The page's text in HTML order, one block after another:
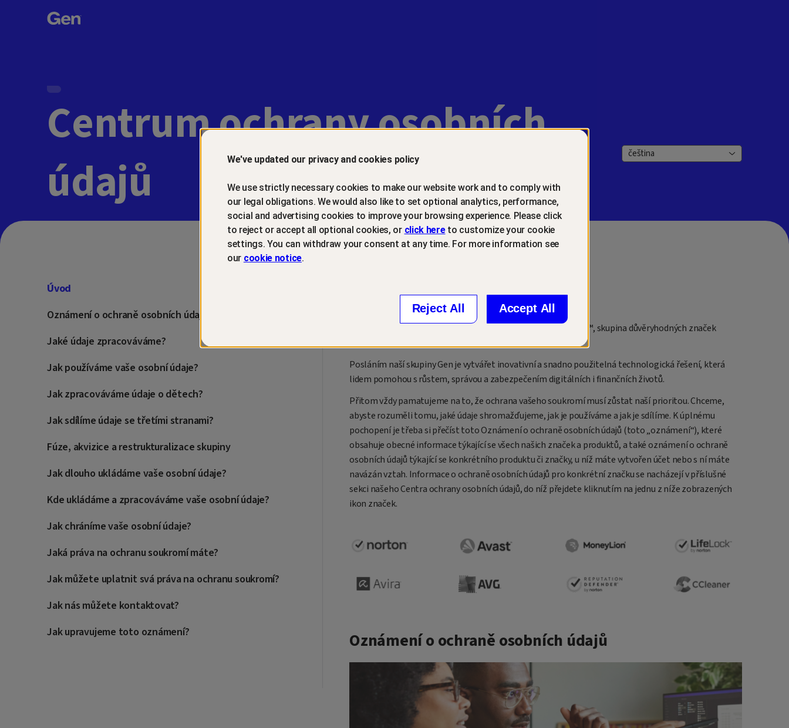
Gen™
Centrum ochrany osobních
údajů
čeština
Úvod
Oznámení o ochraně osobních údajů
Jaké údaje zpracováváme?
Jak používáme vaše osobní údaje?
Jak zpracováváme údaje o dětech?
Jak sdílíme údaje se třetími stranami?
Fúze, akvizice a restrukturalizace skupiny
Jak dlouho ukládáme vaše osobní údaje?
Kde ukládáme a zpracováváme vaše osobní údaje?
Jak chráníme vaše osobní údaje?
Jaká práva na ochranu soukromí máte?
Jak můžete uplatnit svá práva na ochranu soukromí?
Jak nás můžete kontaktovat?
Jak upravujeme toto oznámení?
Poslední aktualizace: 6. března 2026
Vítáme vás v našem Centru ochrany osobních údajů. Jsme Gen™, skupina důvěryhodných značek
Posláním naší skupiny Gen je vytvářet inovativní a snadno použitelná technologická řešení, která
lidem pomohou s růstem, správou a zabezpečením digitálních i finančních životů.
Přitom vždy pamatujeme na to, že ochrana vašeho soukromí musí zůstat naší prioritou. Chceme,
abyste rozuměli tomu, jaké údaje shromažďujeme, jak je používáme a jak je sdílíme. K úplnému
pochopení je třeba si přečíst toto Oznámení o ochraně osobních údajů (toto „oznámení“), které
obsahuje obecné informace týkající se všech našich značek a produktů, a také oznámení o ochraně
osobních údajů týkající se konkrétního produktu či značky, u níž máte vytvořen účet nebo s ní máte
navázán vztah. Informace o ochraně osobních údajů pro konkrétní značku se nacházejí v příslušné
sekci našeho Centra ochrany osobních údajů, do níž přejdete kliknutím na jednu z níže zobrazených
ikon značek.
Oznámení o ochraně osobních údajů
We've updated our privacy and cookies policy
We use strictly necessary cookies to make our website work and to comply with
our legal obligations. We would also like to set optional analytics, performance,
social and advertising cookies to improve your browsing experience. Please click
to reject or accept all optional cookies, or click hereto customize your cookie
settings. You can withdraw your consent at any time. For more information see
our cookie notice.
Reject All Accept All